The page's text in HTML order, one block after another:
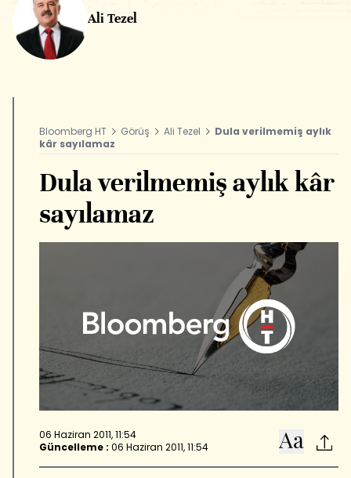
Ali Tezel
Bloomberg HT Görüş Ali Tezel
Dula verilmemiş aylık
kâr sayılamaz
Dula verilmemiş aylık kâr
sayılamaz
06 Haziran 2011, 11:54
Güncelleme : 06 Haziran 2011, 11:54